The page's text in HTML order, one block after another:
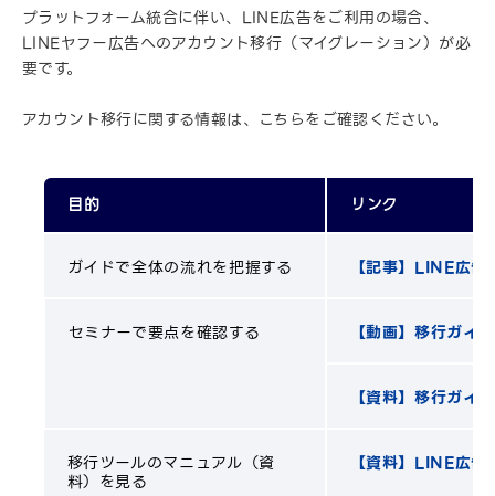
プラットフォーム統合に伴い、LINE広告をご利用の場合、
LINEヤフー広告へのアカウント移行（マイグレーション）が必
要です。
アカウント移行に関する情報は、こちらをご確認ください。
目的 リンク
ガイドで全体の流れを把握する 【記事】LINE広
セミナーで要点を確認する 【動画】移行ガイ
【資料】移行ガイ
移行ツールのマニュアル（資
料）を見る
【資料】LINE広